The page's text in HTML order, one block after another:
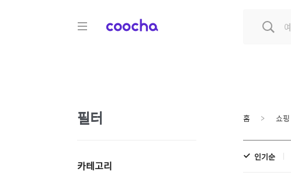
COOCHA
필터
카테고리
홈 쇼핑
인기순